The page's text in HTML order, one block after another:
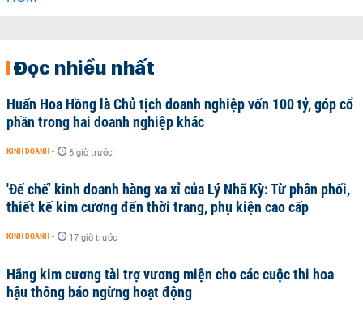
Đọc nhiều nhất
Huấn Hoa Hồng là Chủ tịch doanh nghiệp vốn 100 tỷ, góp cổ
phần trong hai doanh nghiệp khác
KINH DOANH - 6 giờ trước
'Đế chế’ kinh doanh hàng xa xỉ của Lý Nhã Kỳ: Từ phân phối,
thiết kế kim cương đến thời trang, phụ kiện cao cấp
KINH DOANH - 17 giờ trước
Hãng kim cương tài trợ vương miện cho các cuộc thi hoa
hậu thông báo ngừng hoạt động